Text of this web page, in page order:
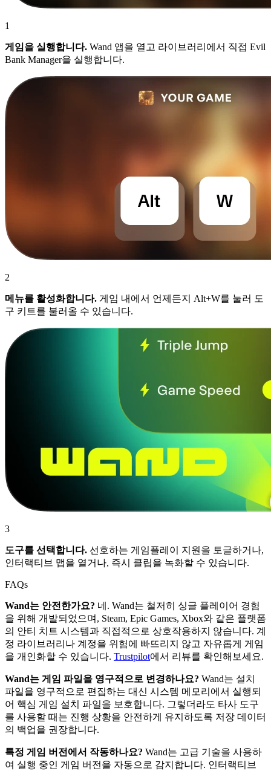
1
게임을 실행합니다. Wand 앱을 열고 라이브러리에서 직접 Evil
Bank Manager을 실행합니다.
2
메뉴를 활성화합니다. 게임 내에서 언제든지 Alt+W를 눌러 도
구 키트를 불러올 수 있습니다.
3
도구를 선택합니다. 선호하는 게임플레이 지원을 토글하거나,
인터랙티브 맵을 열거나, 즉시 클립을 녹화할 수 있습니다.
FAQs
Wand는 안전한가요? 네. Wand는 철저히 싱글 플레이어 경험
을 위해 개발되었으며, Steam, Epic Games, Xbox와 같은 플랫폼
의 안티 치트 시스템과 직접적으로 상호작용하지 않습니다. 계
정 라이브러리나 계정을 위험에 빠뜨리지 않고 자유롭게 게임
을 개인화할 수 있습니다. Trustpilot에서 리뷰를 확인해보세요.
Wand는 게임 파일을 영구적으로 변경하나요? Wand는 설치
파일을 영구적으로 편집하는 대신 시스템 메모리에서 실행되
어 핵심 게임 설치 파일을 보호합니다. 그렇더라도 타사 도구
를 사용할 때는 진행 상황을 안전하게 유지하도록 저장 데이터
의 백업을 권장합니다.
특정 게임 버전에서 작동하나요? Wand는 고급 기술을 사용하
여 실행 중인 게임 버전을 자동으로 감지합니다. 인터랙티브